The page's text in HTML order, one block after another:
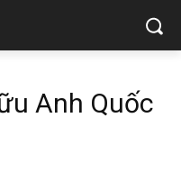
Anh Quốc